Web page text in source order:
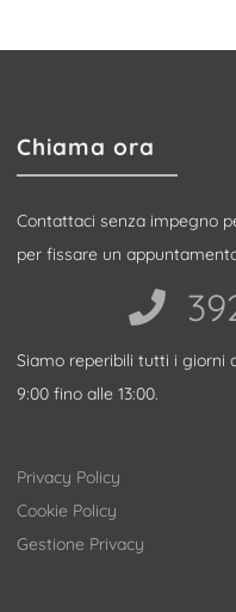
Chiama ora
Contattaci senza impegno
per fissare un
Siamo reperibili tutti i giorni
9:00 fino alle 13:00.
Privacy Policy
Cookie Policy
Gestione Privacy